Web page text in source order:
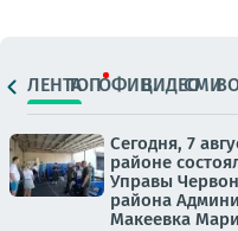
ЛЕНТАТОПОФИЦ.ВИДЕОСМИ
Сегодня, 7
районе
Управы
района
Макеевка